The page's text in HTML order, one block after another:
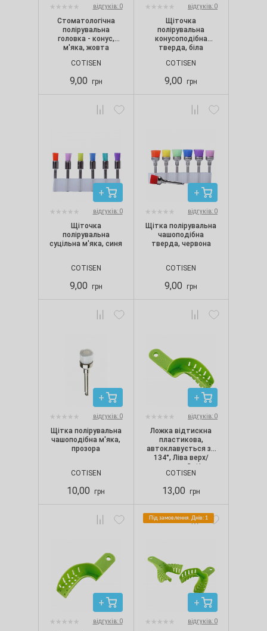
відгуків: 0
Стоматологічна
полірувальна
головка - конус,
м'яка, жовта
COTISEN
9,00 грн
відгуків: 0
Щіточка
полірувальна
конусоподібна
тверда, біла
COTISEN
9,00 грн
відгуків: 0
Щіточка
полірувальна
суцільна м'яка, синя
COTISEN
9,00 грн
відгуків: 0
Щітка полірувальна
чашоподібна
тверда, червона
COTISEN
9,00 грн
відгуків: 0
Щітка полірувальна
чашоподібна м'яка,
прозора
COTISEN
10,00 грн
відгуків: 0
Ложка відтискна
пластикова,
автоклавується за
134°, Ліва верх/
права низ, Cotisen
(1 шт./уп.)
COTISEN
13,00 грн
відгуків: 0
Під замовлення. Днів: 1
відгуків: 0